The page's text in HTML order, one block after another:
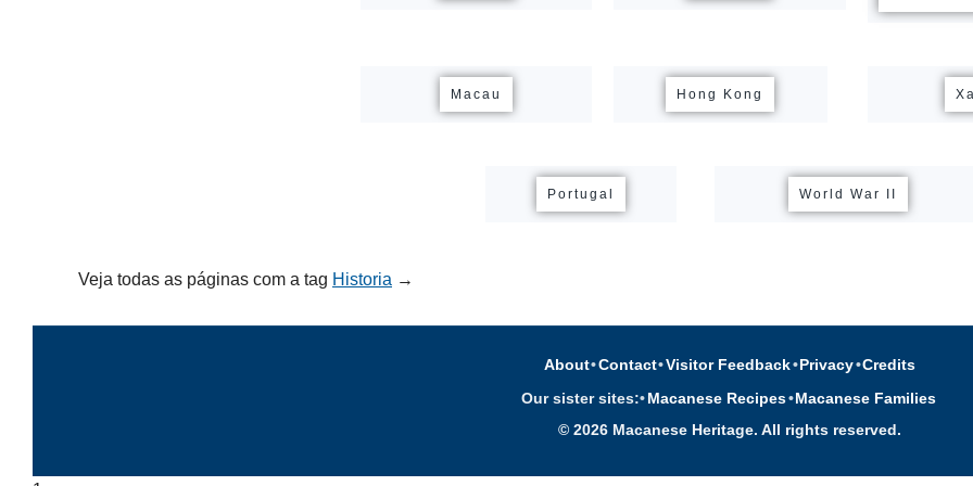
Macau Hong Kong
Portugal World War II
Veja todas as páginas com a tag Historia →
About•Contact•Visitor Feedback•Privacy•Credits
Our sister sites:•Macanese Recipes•Macanese Families
© 2026 Macanese Heritage. All rights reserved.